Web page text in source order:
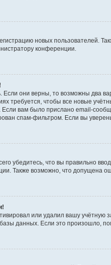
новых пользователей.
конференции.
они верны, то возможны два
требуется, чтобы все новые
вам было прислано email-
спам-фильтром. Если вы
убедитесь, что вы правильно
Также возможно, что допущена
или удалил вашу
данных. Если это произошло,